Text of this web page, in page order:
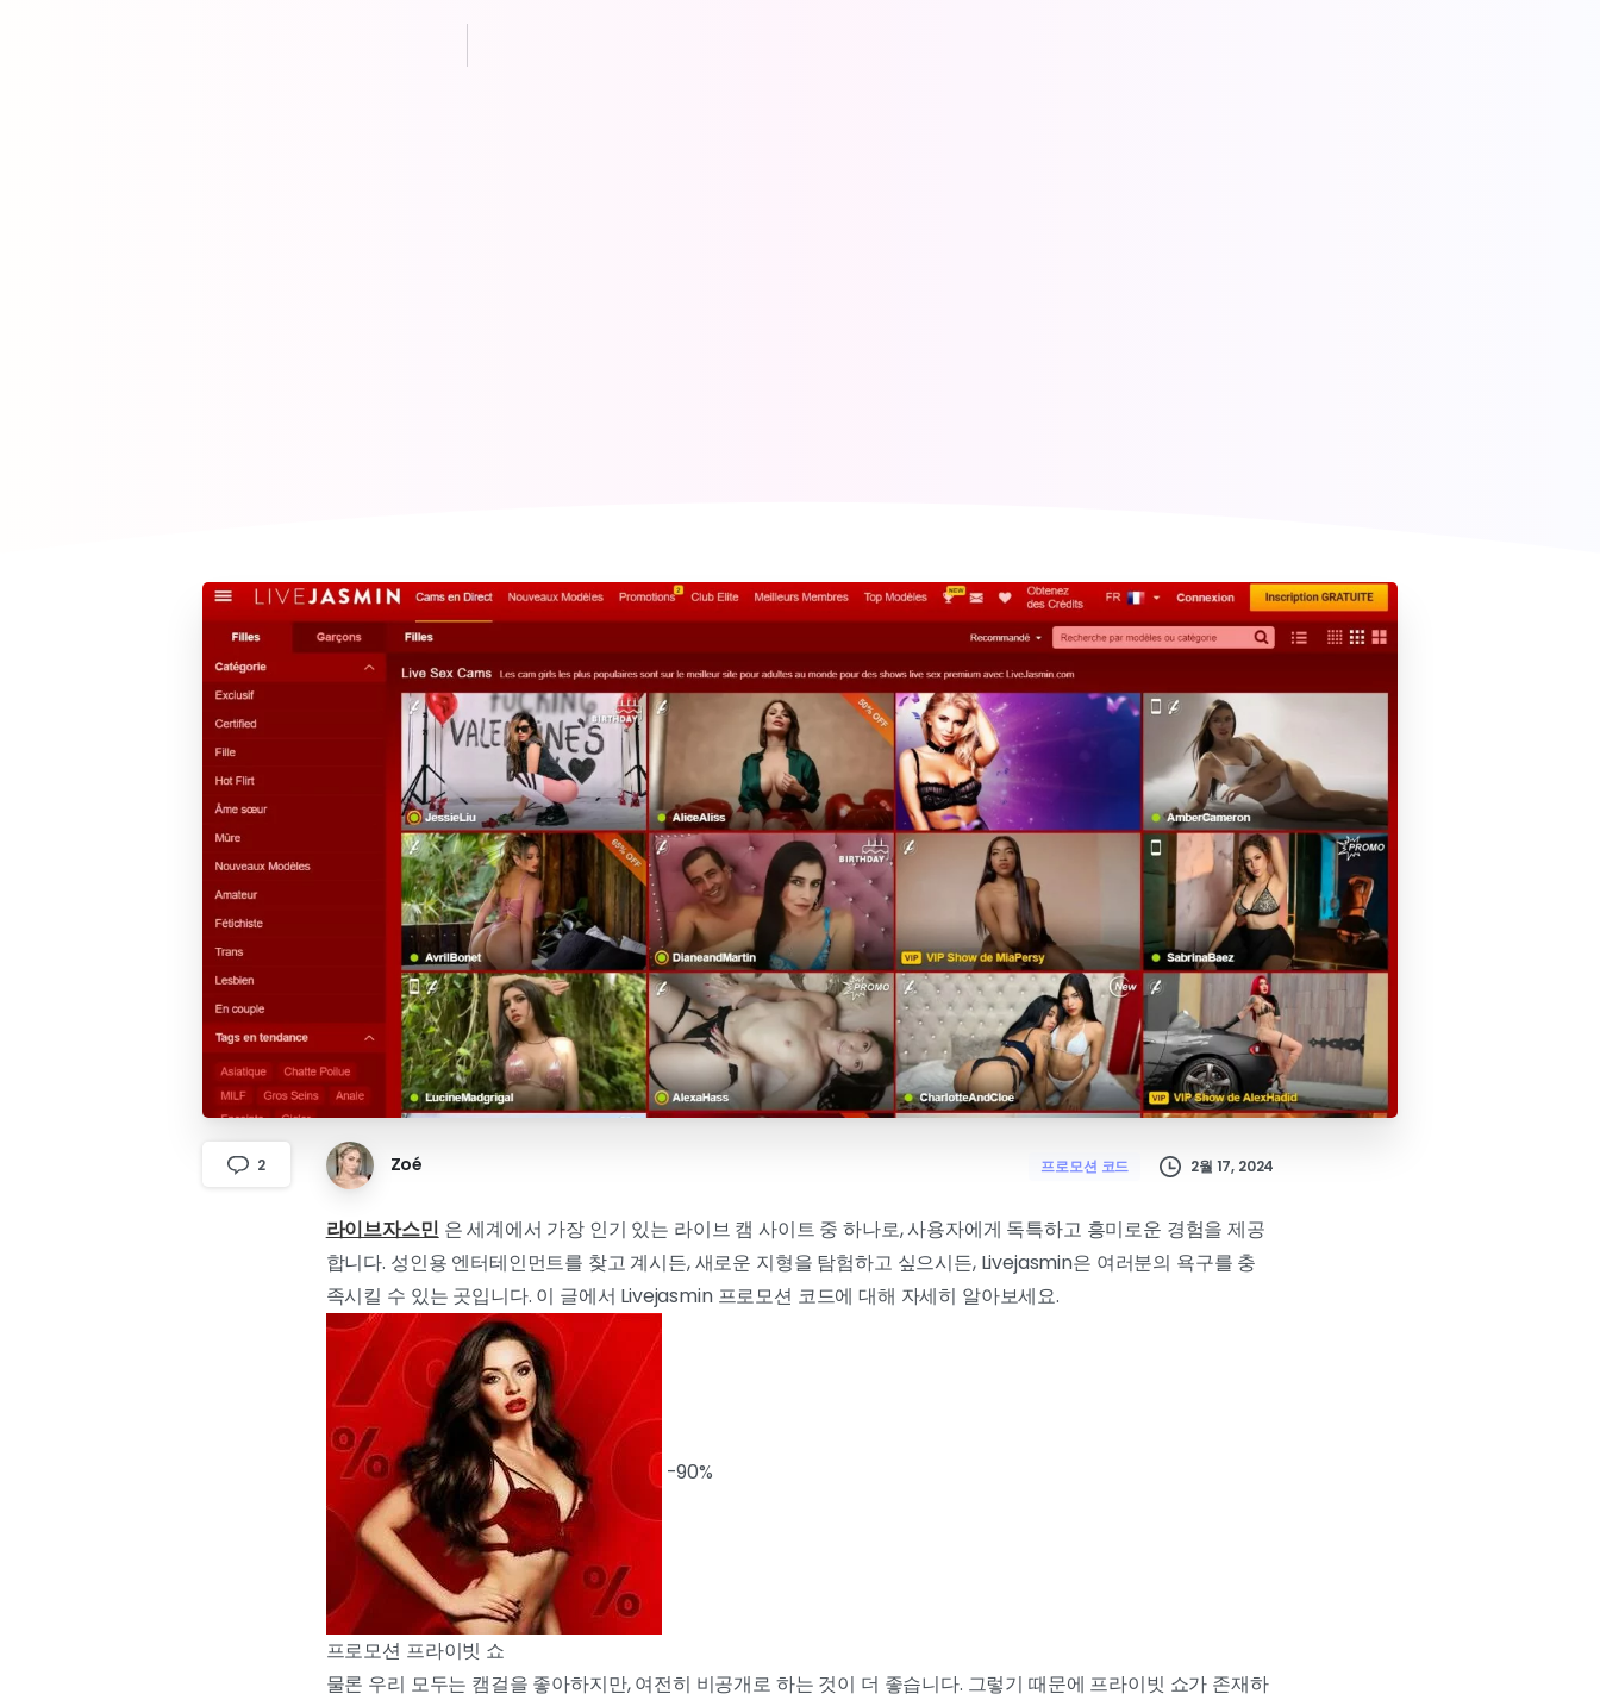
2 Zoé 프로모션 코드 2월 17, 2024
라이브자스민 은 세계에서 가장 인기 있는 라이브 캠 사이트 중 하나로, 사용자에게 독특하고 흥미로운 경험을 제공
합니다. 성인용 엔터테인먼트를 찾고 계시든, 새로운 지형을 탐험하고 싶으시든, Livejasmin은 여러분의 욕구를 충
족시킬 수 있는 곳입니다. 이 글에서 Livejasmin 프로모션 코드에 대해 자세히 알아보세요.
-90%
프로모션 프라이빗 쇼
물론 우리 모두는 캠걸을 좋아하지만, 여전히 비공개로 하는 것이 더 좋습니다. 그렇기 때문에 프라이빗 쇼가 존재하